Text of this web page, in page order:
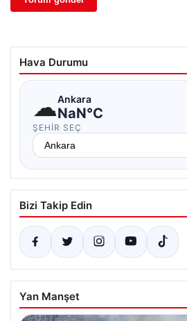
Hava Durumu
☁Ankara
NaN°C
ŞEHIR SEÇ
Bizi Takip Edin
Yan Manşet